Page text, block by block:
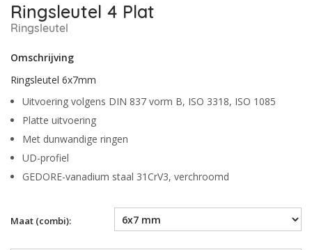
Ringsleutel 4 Plat
Ringsleutel
Omschrijving
Ringsleutel 6x7mm
Uitvoering volgens DIN 837 vorm B, ISO 3318, ISO 1085
Platte uitvoering
Met dunwandige ringen
UD-profiel
GEDORE-vanadium staal 31CrV3, verchroomd
Maat (combi):